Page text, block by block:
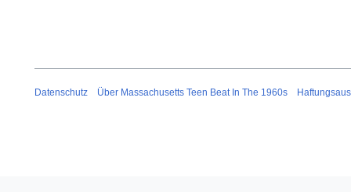
Datenschutz Über Massachusetts Teen Beat In The 1960s